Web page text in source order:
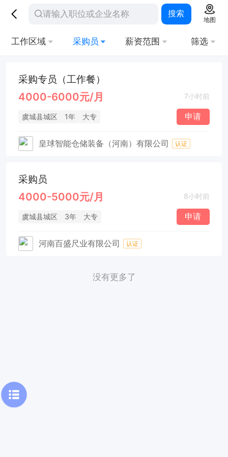
搜索
地图
工作区域 采购员 薪资范围 筛选
采购专员（工作餐）
4000-6000元/月 7小时前
虞城县城区 1年 大专 申请
皇球智能仓储装备（河南）有限公司 认证
采购员
4000-5000元/月 8小时前
虞城县城区 3年 大专 申请
河南百盛尺业有限公司 认证
没有更多了